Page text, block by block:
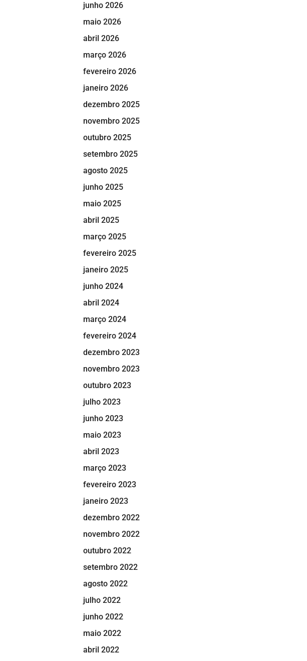
junho 2026
maio 2026
abril 2026
março 2026
fevereiro 2026
janeiro 2026
dezembro 2025
novembro 2025
outubro 2025
setembro 2025
agosto 2025
junho 2025
maio 2025
abril 2025
março 2025
fevereiro 2025
janeiro 2025
junho 2024
abril 2024
março 2024
fevereiro 2024
dezembro 2023
novembro 2023
outubro 2023
julho 2023
junho 2023
maio 2023
abril 2023
março 2023
fevereiro 2023
janeiro 2023
dezembro 2022
novembro 2022
outubro 2022
setembro 2022
agosto 2022
julho 2022
junho 2022
maio 2022
abril 2022